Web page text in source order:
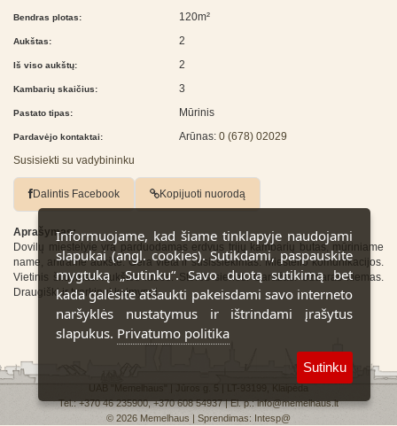
Bendras plotas: 120m²
Aukštas: 2
Iš viso aukštų: 2
Kambarių skaičius: 3
Pastato tipas: Mūrinis
Pardavėjo kontaktai: Arūnas: 0 (678) 02029
Susisiekti su vadybininku
Dalintis Facebook Kopijuoti nuorodą
Aprašymas:
Dovilų miestelyje yra parduodamas erdvus trijų kambarių butas, mūriniame
name, antrame aukšte. Gera vieta ir susissiekimas. Miestelio komunikacijos.
Vietinis šildymas. Aukštos lubos. Storos sienos. Garažas. Uždaras kiemas.
Draugiški ir tvarkingi kaimynai.
Tel.: +370 46 235900, +370 608 54937 | El. p.: info@memelhaus.lt
© 2026 Memelhaus | Sprendimas: Intesp@
Informuojame, kad šiame tinklapyje naudojami
slapukai (angl. cookies). Sutikdami, paspauskite
mygtuką „Sutinku“. Savo duotą sutikimą bet
kada galėsite atšaukti pakeisdami savo interneto
naršyklės nustatymus ir ištrindami įrašytus
slapukus. Privatumo politika
Sutinku